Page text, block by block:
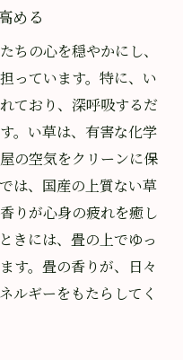
める
ちの心を穏やかにし、
っています。特に、い
ており、深呼吸するだ
。い草は、有害な化学
の空気をクリーンに保
は、国産の上質ない草
りが心身の疲れを癒し
きには、畳の上でゆっ
す。畳の香りが、日々
ルギーをもたらしてく